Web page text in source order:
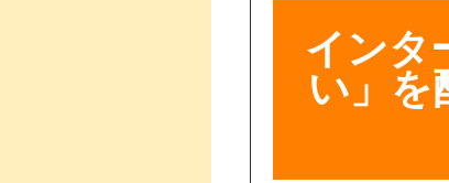
インタ
い」を